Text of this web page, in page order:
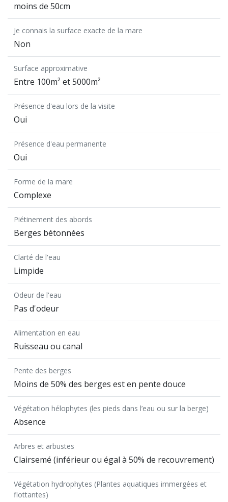
moins de 50cm
Je connais la surface exacte de la mare
Non
Surface approximative
Entre 100m² et 5000m²
Présence d'eau lors de la visite
Oui
Présence d'eau permanente
Oui
Forme de la mare
Complexe
Piétinement des abords
Berges bétonnées
Clarté de l'eau
Limpide
Odeur de l'eau
Pas d'odeur
Alimentation en eau
Ruisseau ou canal
Pente des berges
Moins de 50% des berges est en pente douce
Végétation hélophytes (les pieds dans l’eau ou sur la berge)
Absence
Arbres et arbustes
Clairsemé (inférieur ou égal à 50% de recouvrement)
Végétation hydrophytes (Plantes aquatiques immergées et
flottantes)